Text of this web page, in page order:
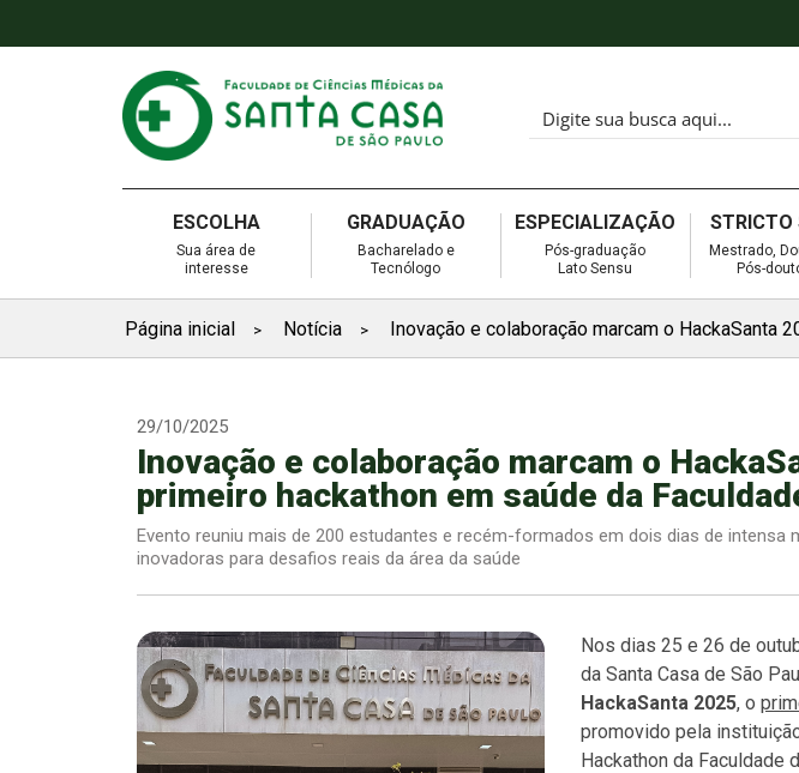
ESCOLHA
Sua área de
interesse
GRADUAÇÃO
Bacharelado e
Tecnólogo
ESPECIALIZAÇÃO
Pós-graduação
Lato Sensu
STRICTO
Mestrado,
Pós-
Página inicial > Notícia > Inovação e colaboração marcam o HackaSanta
29/10/2025
Inovação e colaboração marcam o
primeiro hackathon em saúde da
Evento reuniu mais de 200 estudantes e recém-formados em dois dias de intensa
inovadoras para desafios reais da área da saúde
Nos dias 25 e 26 de
da Santa Casa de São
HackaSanta 2025, o
promovido pela
Hackathon da Faculdade